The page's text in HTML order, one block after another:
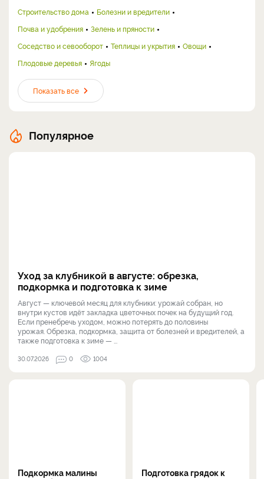
Строительство дома
Болезни и вредители
Почва и удобрения
Зелень и пряности
Соседство и севооборот
Теплицы и укрытия
Овощи
Плодовые деревья
Ягоды
Показать все
Популярное
Уход за клубникой в августе: обрезка,
подкормка и подготовка к зиме
Август — ключевой месяц для клубники: урожай собран, но
внутри кустов идёт закладка цветочных почек на будущий год.
Если пренебречь уходом, можно потерять до половины
урожая. Обрезка, подкормка, защита от болезней и вредителей, а
также подготовка к зиме — ...
30.07.2026 0 1004
Подкормка малины
Подготовка грядок к